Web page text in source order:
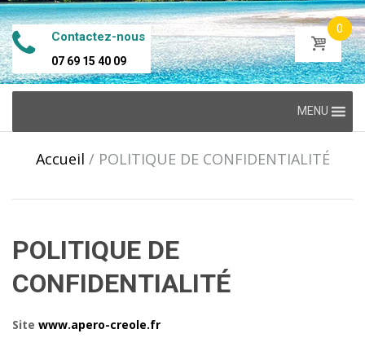
Contactez-nous
07 69 15 40 09
0
MENU
Accueil / POLITIQUE DE CONFIDENTIALITÉ
POLITIQUE DE
CONFIDENTIALITÉ
Site www.apero-creole.fr